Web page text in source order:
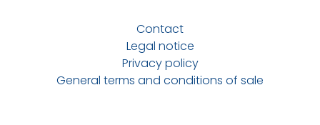
Contact
Legal notice
Privacy policy
General terms and conditions of sale